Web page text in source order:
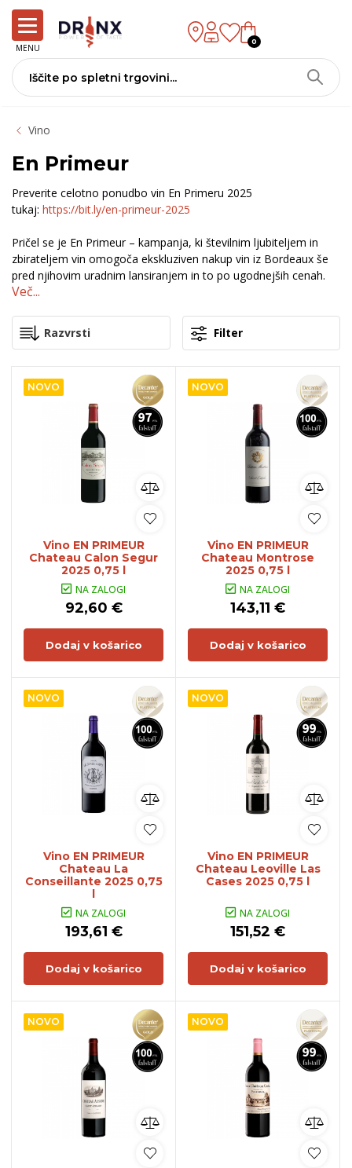
MENU
0
Vino
En Primeur
Preverite celotno ponudbo vin En Primeru 2025
tukaj: https://bit.ly/en-primeur-2025
Pričel se je En Primeur – kampanja, ki številnim ljubiteljem in
zbirateljem vin omogoča ekskluziven nakup vin iz Bordeaux še
pred njihovim uradnim lansiranjem in to po ugodnejših cenah.
Več...
Filter
NOVO
Vino EN PRIMEUR
Chateau Calon Segur
2025 0,75 l
NA ZALOGI
92,60 €
Dodaj v košarico
NOVO
Vino EN PRIMEUR
Chateau Montrose
2025 0,75 l
NA ZALOGI
143,11 €
Dodaj v košarico
NOVO
Vino EN PRIMEUR
Chateau La
Conseillante 2025 0,75
l
NA ZALOGI
193,61 €
Dodaj v košarico
NOVO
Vino EN PRIMEUR
Chateau Leoville Las
Cases 2025 0,75 l
NA ZALOGI
151,52 €
Dodaj v košarico
NOVO NOVO